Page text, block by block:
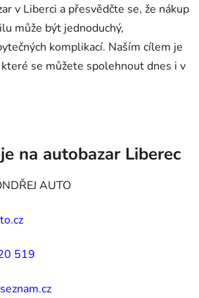
v Liberci a přesvědčte se, že nákup
může být jednoduchý,
komplikací. Naším cílem je
se můžete spolehnout dnes i v
na autobazar Liberec
AUTO
519